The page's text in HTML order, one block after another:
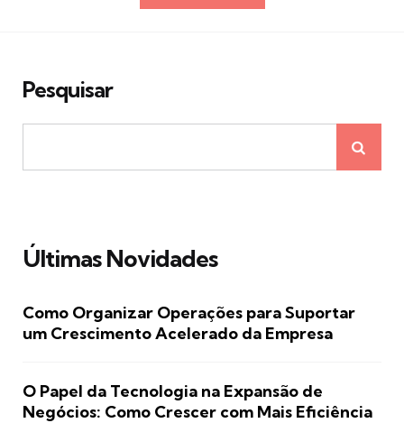
Pesquisar
Últimas Novidades
Como Organizar Operações para Suportar
um Crescimento Acelerado da Empresa
O Papel da Tecnologia na Expansão de
Negócios: Como Crescer com Mais Eficiência